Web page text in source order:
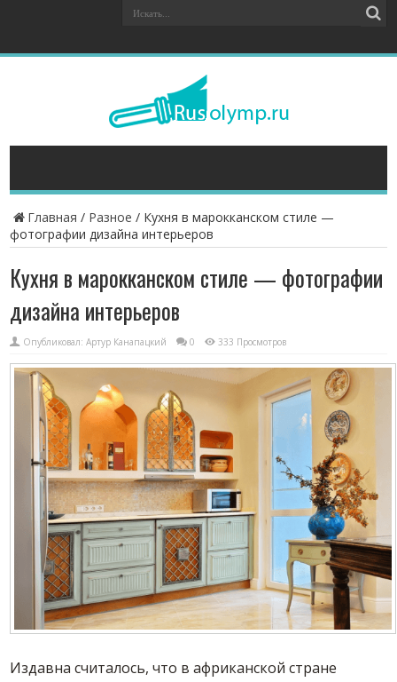
Главная / Разное / Кухня в марокканском стиле —
фотографии дизайна интерьеров
Кухня в марокканском стиле — фотографии
дизайна интерьеров
Опубликовал:Артур Канапацкий 0 333 Просмотров
Издавна считалось, что в африканской стране